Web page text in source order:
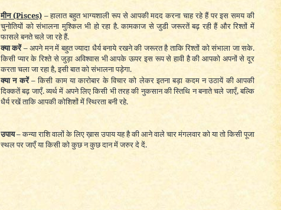
मीन(Pisces)– हालात बहुत भाग्यशाली रूप से आपकी मदद करना चाह रहे हैं पर इस समय की
चुनोतियों को संभालना मुश्किल भी हो रहा है. कामकाज से जुडी जरूरतें बढ़ रही हैं और रिश्तों में
फासले बनते चले जा रहे हैं.
क्या करें –अपने मन में बहुत ज्यादा धैर्य बनाये रखने की जरूरत है ताकि रिश्तों को संभाला जा सके.
किसी प्यार के रिश्ते से जुड़ा अविश्वास भी आपके ऊपर इस रूप से हावी है की आपको अपनों से दूर
करता चला जा रहा है, इसी बात को संभालना पड़ेगा.
क्या न करें –किसी काम या कारोबार के विचार को लेकर इतना बड़ा कदम न उठायें की आपकी
दिक्कतें बढ़ जाएँ. व्यर्थ में अपने लिए किसी भी तरह की नुकसान की स्तिथि न बनाते चले जाएँ, बल्कि
धैर्य रखें ताकि आपकी कोशिशों में स्थिरता बनी रहे.
उपाय –कन्या राशि वालों के लिए ख़ास उपाय यह है की आने वाले चार मंगलवार को या तो किसी पूजा
स्थल पर जाएँ या किसी को कुछ न कुछ दान में जरुर दे दें.